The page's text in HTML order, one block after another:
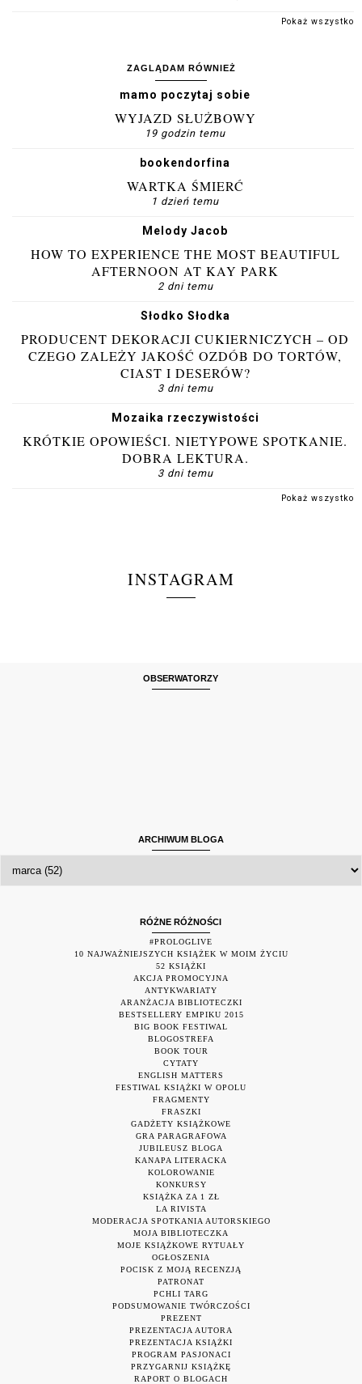
Pokaż wszystko
ZAGLĄDAM RÓWNIEŻ
mamo poczytaj sobie
WYJAZD SŁUŻBOWY
19 godzin temu
bookendorfina
WARTKA ŚMIERĆ
1 dzień temu
Melody Jacob
HOW TO EXPERIENCE THE MOST BEAUTIFUL
AFTERNOON AT KAY PARK
2 dni temu
Słodko Słodka
PRODUCENT DEKORACJI CUKIERNICZYCH – OD
CZEGO ZALEŻY JAKOŚĆ OZDÓB DO TORTÓW,
CIAST I DESERÓW?
3 dni temu
Mozaika rzeczywistości
KRÓTKIE OPOWIEŚCI. NIETYPOWE SPOTKANIE.
DOBRA LEKTURA.
3 dni temu
Pokaż wszystko
INSTAGRAM
OBSERWATORZY
ARCHIWUM BLOGA
RÓŻNE RÓŻNOŚCI
#PROLOGLIVE
10 NAJWAŻNIEJSZYCH KSIĄŻEK W MOIM ŻYCIU
52 KSIĄŻKI
AKCJA PROMOCYJNA
ANTYKWARIATY
ARANŻACJA BIBLIOTECZKI
BESTSELLERY EMPIKU 2015
BIG BOOK FESTIWAL
BLOGOSTREFA
BOOK TOUR
CYTATY
ENGLISH MATTERS
FESTIWAL KSIĄŻKI W OPOLU
FRAGMENTY
FRASZKI
GADŻETY KSIĄŻKOWE
GRA PARAGRAFOWA
JUBILEUSZ BLOGA
KANAPA LITERACKA
KOLOROWANIE
KONKURSY
KSIĄŻKA ZA 1 ZŁ
LA RIVISTA
MODERACJA SPOTKANIA AUTORSKIEGO
MOJA BIBLIOTECZKA
MOJE KSIĄŻKOWE RYTUAŁY
OGŁOSZENIA
POCISK Z MOJĄ RECENZJĄ
PATRONAT
PCHLI TARG
PODSUMOWANIE TWÓRCZOŚCI
PREZENT
PREZENTACJA AUTORA
PREZENTACJA KSIĄŻKI
PROGRAM PASJONACI
PRZYGARNIJ KSIĄŻKĘ
RAPORT O BLOGACH